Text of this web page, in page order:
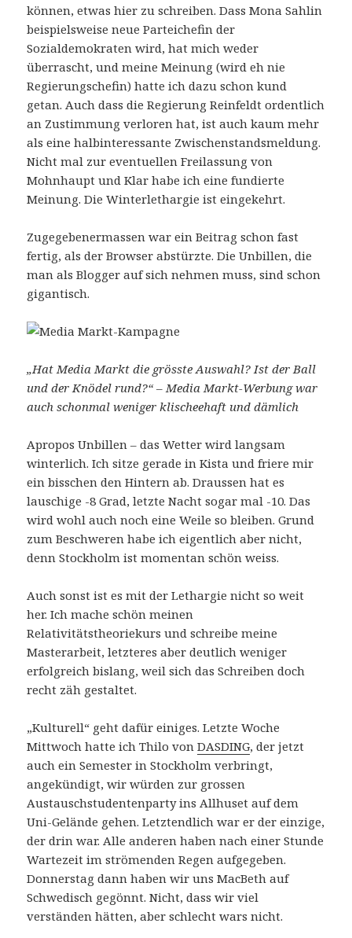
können, etwas hier zu schreiben. Dass Mona Sahlin
beispielsweise neue Parteichefin der
Sozialdemokraten wird, hat mich weder
überrascht, und meine Meinung (wird eh nie
Regierungschefin) hatte ich dazu schon kund
getan. Auch dass die Regierung Reinfeldt ordentlich
an Zustimmung verloren hat, ist auch kaum mehr
als eine halbinteressante Zwischenstandsmeldung.
Nicht mal zur eventuellen Freilassung von
Mohnhaupt und Klar habe ich eine fundierte
Meinung. Die Winterlethargie ist eingekehrt.
Zugegebenermassen war ein Beitrag schon fast
fertig, als der Browser abstürzte. Die Unbillen, die
man als Blogger auf sich nehmen muss, sind schon
gigantisch.
„Hat Media Markt die grösste Auswahl? Ist der Ball
und der Knödel rund?“ – Media Markt-Werbung war
auch schonmal weniger klischeehaft und dämlich
Apropos Unbillen – das Wetter wird langsam
winterlich. Ich sitze gerade in Kista und friere mir
ein bisschen den Hintern ab. Draussen hat es
lauschige -8 Grad, letzte Nacht sogar mal -10. Das
wird wohl auch noch eine Weile so bleiben. Grund
zum Beschweren habe ich eigentlich aber nicht,
denn Stockholm ist momentan schön weiss.
Auch sonst ist es mit der Lethargie nicht so weit
her. Ich mache schön meinen
Relativitätstheoriekurs und schreibe meine
Masterarbeit, letzteres aber deutlich weniger
erfolgreich bislang, weil sich das Schreiben doch
recht zäh gestaltet.
„Kulturell“ geht dafür einiges. Letzte Woche
Mittwoch hatte ich Thilo vonDASDING, der jetzt
auch ein Semester in Stockholm verbringt,
angekündigt, wir würden zur grossen
Austauschstudentenparty ins Allhuset auf dem
Uni-Gelände gehen. Letztendlich war er der einzige,
der drin war. Alle anderen haben nach einer Stunde
Wartezeit im strömenden Regen aufgegeben.
Donnerstag dann haben wir uns MacBeth auf
Schwedisch gegönnt. Nicht, dass wir viel
verständen hätten, aber schlecht wars nicht.